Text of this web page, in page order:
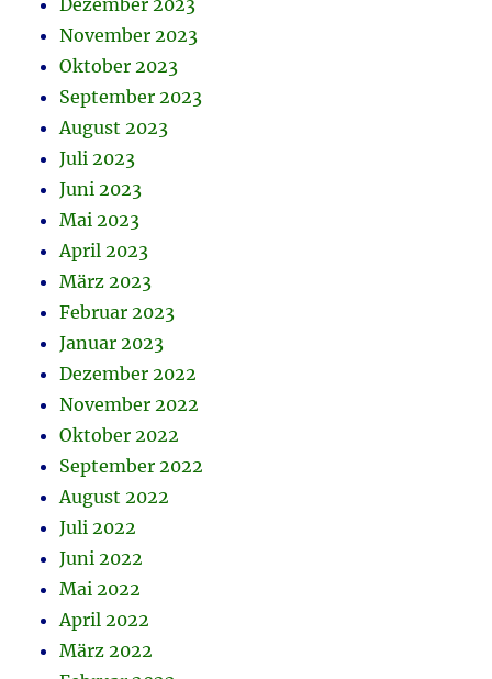
Dezember 2023
November 2023
Oktober 2023
September 2023
August 2023
Juli 2023
Juni 2023
Mai 2023
April 2023
März 2023
Februar 2023
Januar 2023
Dezember 2022
November 2022
Oktober 2022
September 2022
August 2022
Juli 2022
Juni 2022
Mai 2022
April 2022
März 2022